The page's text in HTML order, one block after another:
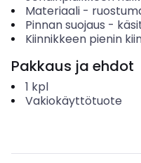
Materiaali-
Pinnan suojaus -
Kiinnikkeen pienin
Pakkaus ja ehdot
1 kpl
Vakiokäyttötuote